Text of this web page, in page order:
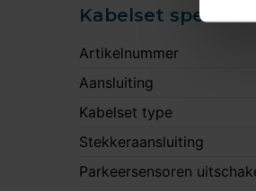
Kabelset
Artikelnummer
Aansluiting
Kabelset type
Stekkeraansluiting
Parkeersensoren